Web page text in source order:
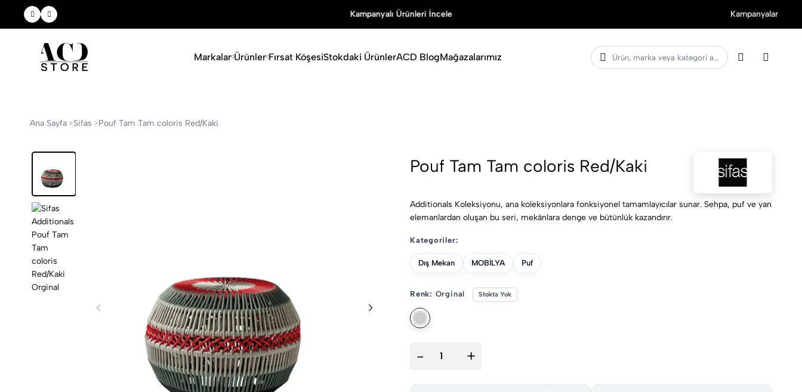
Kampanyalı Ürünleri İncele Kampanyalar
Ürün, marka veya kategori ara
Markalar Ürünler Fırsat KöşesiStokdaki ÜrünlerACD BlogMağazalarımız
Ana Sayfa Sifas Pouf Tam Tam coloris Red/Kaki
Pouf Tam Tam coloris Red/Kaki
Additionals Koleksiyonu, ana koleksiyonlara fonksiyonel tamamlayıcılar sunar. Sehpa, puf ve yan
elemanlardan oluşan bu seri, mekânlara denge ve bütünlük kazandırır.
Kategoriler:
Dış Mekan MOBİLYA Puf
Renk: Orginal Stokta Yok
- +